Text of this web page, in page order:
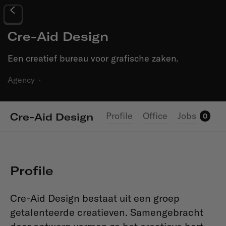
Cre-Aid Design
Een creatief bureau voor grafische zaken.
Agency ·
Cre-Aid Design Profile Office Jobs 0
Profile
Cre-Aid Design bestaat uit een groep
getalenteerde creatieven. Samengebracht